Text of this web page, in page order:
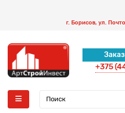
г. Борисов, ул.
+375